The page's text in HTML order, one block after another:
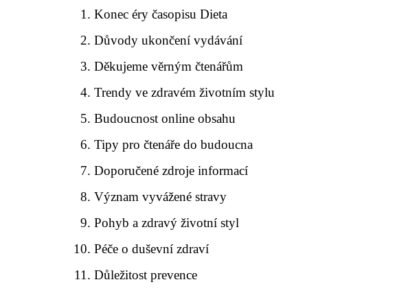
Konec éry časopisu Dieta
Důvody ukončení vydávání
Děkujeme věrným čtenářům
Trendy ve zdravém životním stylu
Budoucnost online obsahu
Tipy pro čtenáře do budoucna
Doporučené zdroje informací
Význam vyvážené stravy
Pohyb a zdravý životní styl
Péče o duševní zdraví
Důležitost prevence